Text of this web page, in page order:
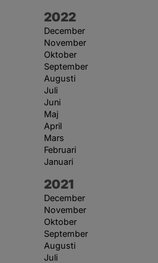
År:
2022
December
November
Oktober
September
Augusti
Juli
Juni
Maj
April
Mars
Februari
Januari
År:
2021
December
November
Oktober
September
Augusti
Juli